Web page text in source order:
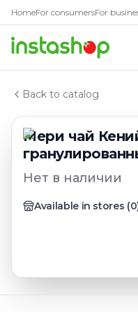
HomeFor consumersFor
Back to catalog
Мери чай
Нет в наличии
Available in stores (0
Главная
Каталог
Чай растворимый и
Мери чай Кенийский